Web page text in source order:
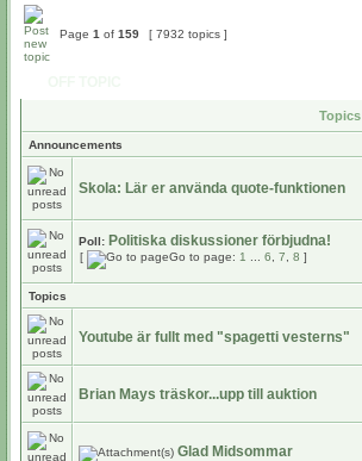
Page 1 of 159 [ 7932 topics ]
Topics
Announcements
Skola: Lär er använda quote-funktionen
Poll: Politiska diskussioner förbjudna!
[ Go to page: 1 6 7 8 ]
Topics
Youtube är fullt med "spagetti vesterns"
Brian Mays träskor...upp till auktion
Glad Midsommar